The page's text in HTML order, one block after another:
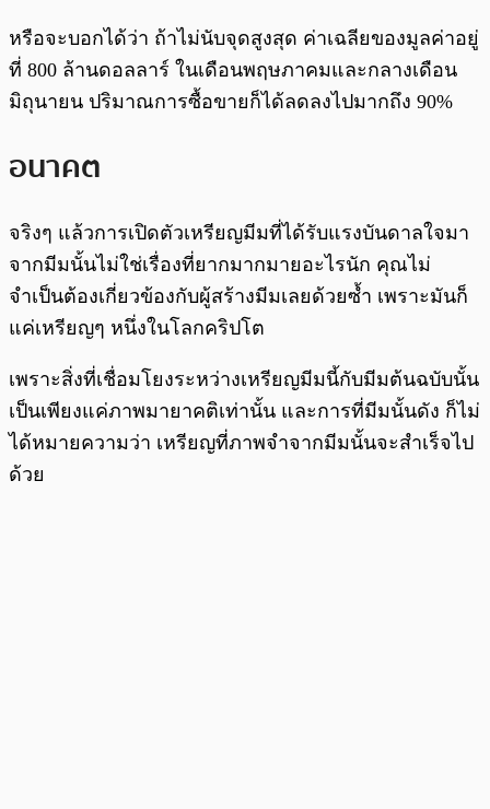
หรือจะบอกได้ว่า ถ้าไม่นับจุดสูงสุด ค่าเฉลียของมูลค่าอยู่
ที่ 800 ล้านดอลลาร์ ในเดือนพฤษภาคมและกลางเดือน
มิถุนายน ปริมาณการซื้อขายก็ได้ลดลงไปมากถึง 90%
อนาคต
จริงๆ แล้วการเปิดตัวเหรียญมีมที่ได้รับแรงบันดาลใจมา
จากมีมนั้นไม่ใช่เรื่องที่ยากมากมายอะไรนัก คุณไม่
จำเป็นต้องเกี่ยวข้องกับผู้สร้างมีมเลยด้วยซ้ำ เพราะมันก็
แค่เหรียญๆ หนึ่งในโลกคริปโต
เพราะสิ่งที่เชื่อมโยงระหว่างเหรียญมีมนี้กับมีมต้นฉบับนั้น
เป็นเพียงแค่ภาพมายาคติเท่านั้น และการที่มีมนั้นดัง ก็ไม่
ได้หมายความว่า เหรียญที่ภาพจำจากมีมนั้นจะสำเร็จไป
ด้วย